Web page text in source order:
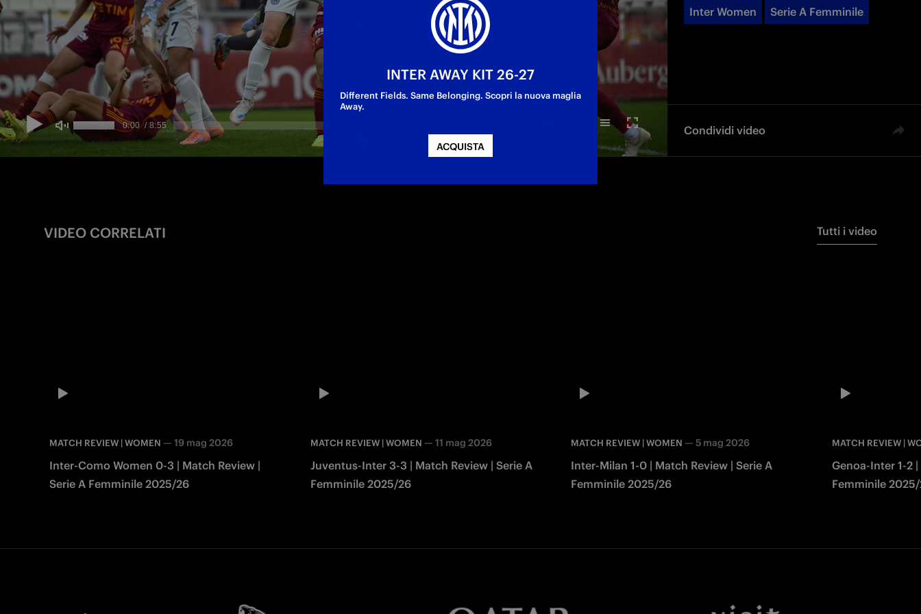
Inter Women Serie A Femminile
Condividi video
VIDEO CORRELATI Tutti i video
MATCH REVIEW | WOMEN — 19 mag 2026
Inter-Como Women 0-3 | Match Review |
Serie A Femminile 2025/26
MATCH REVIEW | WOMEN — 11 mag 2026
Juventus-Inter 3-3 | Match Review | Serie A
Femminile 2025/26
MATCH REVIEW | WOMEN —5 mag 2026
Inter-Milan 1-0 | Match Review | Serie A
Femminile 2025/26
MATCH REVIEW |
Genoa-Inter 1-2
Femminile
INTER AWAY KIT 26-27
Different Fields. Same Belonging. Scopri la nuova maglia
Away.
ACQUISTA